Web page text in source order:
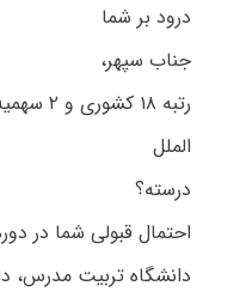
درود بر شما
جناب سپهر،
الملل
درسته؟
احتمال قبولی شما در
دانشگاه تربیت مدرس،